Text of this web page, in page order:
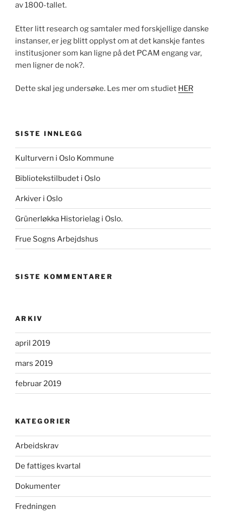
av 1800-tallet.
Etter litt research og samtaler med forskjellige danske
instanser, er jeg blitt opplyst om at det kanskje fantes
institusjoner som kan ligne på det PCAM engang var,
men ligner de nok?.
Dette skal jeg undersøke. Les mer om studiet HER
SISTE INNLEGG
Kulturvern i Oslo Kommune
Bibliotekstilbudet i Oslo
Arkiver i Oslo
Grünerløkka Historielag i Oslo.
Frue Sogns Arbejdshus
SISTE KOMMENTARER
ARKIV
april 2019
mars 2019
februar 2019
KATEGORIER
Arbeidskrav
De fattiges kvartal
Dokumenter
Fredningen